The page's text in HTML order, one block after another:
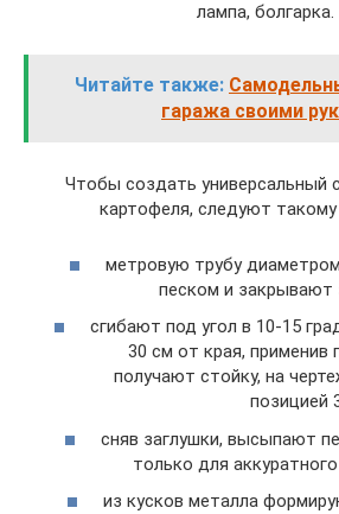
лампа, болгарка.
Читайте также:
гаража своими
Чтобы создать универсальный
картофеля, следуют такому
метровую трубу
песком и закрывают
сгибают под угол в 10-15
30 см от края, применив
получают стойку, на
позицией
сняв заглушки, высыпают
только для
из кусков металла